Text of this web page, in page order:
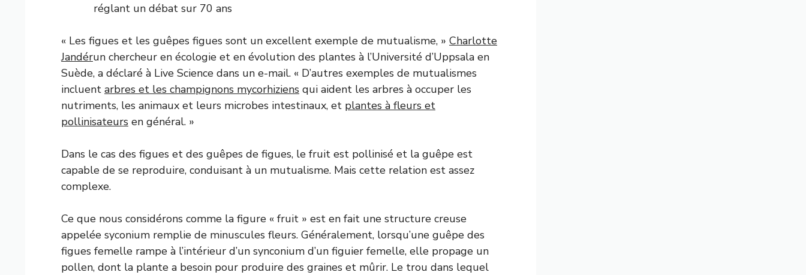
réglant un débat sur 70 ans
« Les figues et les guêpes figues sont un excellent exemple de mutualisme, » Charlotte
Jandérun chercheur en écologie et en évolution des plantes à l’Université d’Uppsala en
Suède, a déclaré à Live Science dans un e-mail. « D’autres exemples de mutualismes
incluent arbres et les champignons mycorhiziens qui aident les arbres à occuper les
nutriments, les animaux et leurs microbes intestinaux, et plantes à fleurs et
pollinisateurs en général. »
Dans le cas des figues et des guêpes de figues, le fruit est pollinisé et la guêpe est
capable de se reproduire, conduisant à un mutualisme. Mais cette relation est assez
complexe.
Ce que nous considérons comme la figure « fruit » est en fait une structure creuse
appelée syconium remplie de minuscules fleurs. Généralement, lorsqu’une guêpe des
figues femelle rampe à l’intérieur d’un synconium d’un figuier femelle, elle propage un
pollen, dont la plante a besoin pour produire des graines et mûrir. Le trou dans lequel